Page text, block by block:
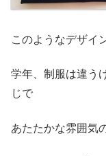
このようなデザイ
学年、制服は違う
じで
あたたかな雰囲気